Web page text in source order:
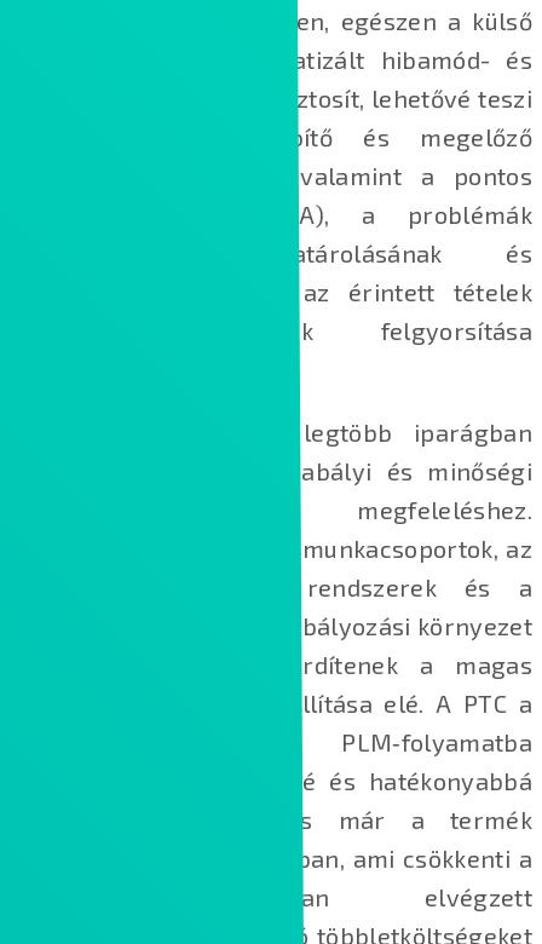
legyen a vállat egészében, egészen a külső
partneri szintig. Automatizált hibamód- és
hatáselemzést (FMEA) biztosít, lehetővé teszi
a zárt körű helyesbítő és megelőző
intézkedéseket (CAPA), valamint a pontos
gyökérok‑elemzést (RCA), a problémák
azonosításának, elhatárolásának és
elemzésének, valamint az érintett tételek
nyomon követésének felgyorsítása
A minőségirányítás a legtöbb iparágban
elengedhetetlen a jogszabályi és minőségi
előírásoknak való megfeleléshez.
Ugyanakkor a különböző munkacsoportok, az
egymástól elszigetelt rendszerek és a
folyamatosan változó szabályozási környezet
komoly akadályokat gördítenek a magas
minőségű termékek előállítása elé. A PTC a
minőségirányítást a PLM‑folyamatba
integrálja. Így könnyebbé és hatékonyabbá
válik a minőségkezelés már a termék
életciklus korai szakaszában, ami csökkenti a
késői életciklusában elvégzett
módosításokból származó többletköltségeket